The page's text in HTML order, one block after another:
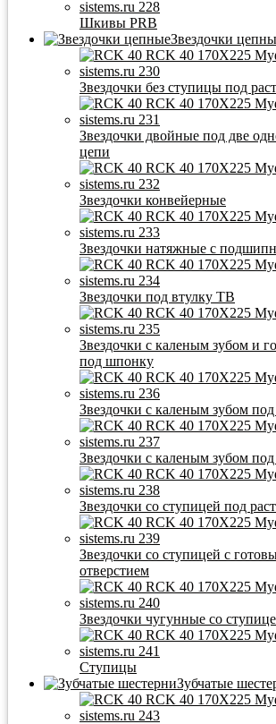
Шкивы PRB
Звездочки
Звездочки без ступицы под
Звездочки двойные под две
цепи
Звездочки конвейерные
Звездочки натяжные с
Звездочки под втулку ТВ
Звездочки с каленым зубом и
под шпонку
Звездочки с каленым зубом
Звездочки с каленым зубом под
Звездочки со ступицей под
Звездочки со ступицей с
отверстием
Звездочки чугунные со
Ступицы
Зубчатые